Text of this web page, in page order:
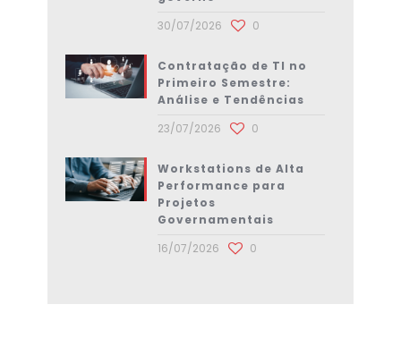
30/07/2026
0
Contratação de TI no
Primeiro Semestre:
Análise e Tendências
23/07/2026
0
Workstations de Alta
Performance para
Projetos
Governamentais
16/07/2026
0